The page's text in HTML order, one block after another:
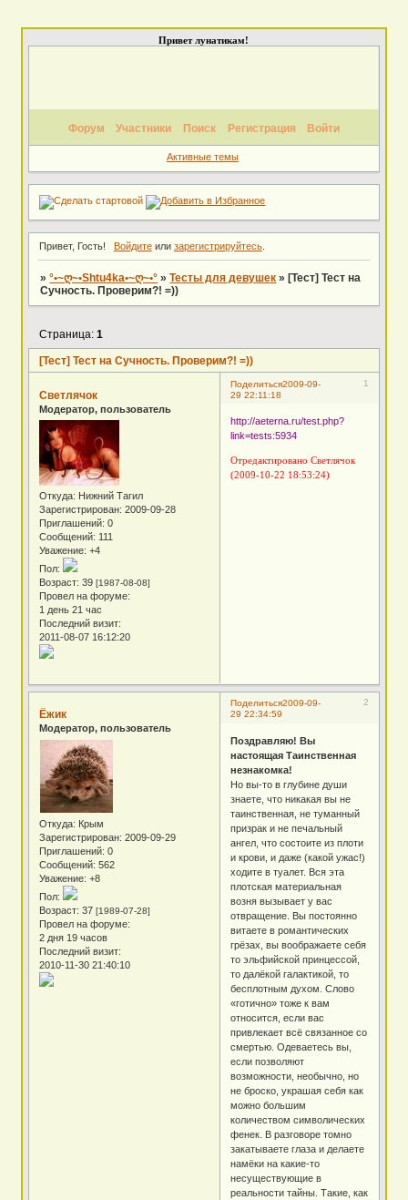
Привет лунатикам!
Форум Участники Поиск Регистрация Войти
Активные темы
Привет, Гость! Войдитеили зарегистрируйтесь.
»°•~ღ~•Shtu4ka•~ღ~•° »Тесты для девушек »[Тест] Тест на
Сучность. Проверим?! =))
[Тест] Тест на Сучность. Проверим?! =))
Страница:1
Поделиться 1
2009-09-
29 22:11:18
Светлячок
Модератор, пользователь
Откуда: Нижний Тагил
Зарегистрирован: 2009-09-28
Приглашений: 0
Сообщений: 111
Уважение: +4
Пол:
Возраст: 39[1987-08-08]
Провел на форуме:
1 день 21 час
Последний визит:
2011-08-07 16:12:20
http://aeterna.ru/test.php?
link=tests:5934
Отредактировано Светлячок
(2009-10-22 18:53:24)
Поделиться 2
2009-09-
29 22:34:59
Ёжик
Модератор, пользователь
Откуда: Крым
Зарегистрирован: 2009-09-29
Приглашений: 0
Сообщений: 562
Уважение: +8
Пол:
Возраст: 37[1989-07-28]
Провел на форуме:
2 дня 19 часов
Последний визит:
2010-11-30 21:40:10
Поздравляю! Вы
настоящая Таинственная
незнакомка!
Но вы-то в глубине души
знаете, что никакая вы не
таинственная, не туманный
призрак и не печальный
ангел, что состоите из плоти
и крови, и даже (какой ужас!)
ходите в туалет. Вся эта
плотская материальная
возня вызывает у вас
отвращение. Вы постоянно
витаете в романтических
грёзах, вы воображаете себя
то эльфийской принцессой,
то далёкой галактикой, то
бесплотным духом. Слово
«готично» тоже к вам
относится, если вас
привлекает всё связанное со
смертью. Одеваетесь вы,
если позволяют
возможности, необычно, но
не броско, украшая себя как
можно большим
количеством символических
фенек. В разговоре томно
закатываете глаза и делаете
намёки на какие-то
несуществующие в
реальности тайны. Такие, как